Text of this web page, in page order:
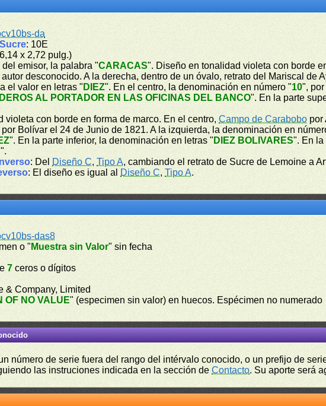
da
: 10E
x 2,72 pulg.)
emisor, la palabra "CARACAS". Diseño en tonalidad violeta con borde
desconocido. A la derecha, dentro de un óvalo, retrato del Mariscal de
el valor en letras " DIEZ". En el centro, la denominación en número "10",
AL PORTADOR EN LAS OFICINAS DEL BANCO". En la parte
violeta con borde en forma de marco. En el centro,Campo de Carabobo por
Bolívar el 24 de Junio de 1821. A la izquierda, la denominación en
". En la parte inferior, la denominación en letras " DIEZ BOLIVARES". En la
".
: Del Diseño C,Tipo A, cambiando el retrato de Sucre de Lemoine a
: El diseño es igual al Diseño C,Tipo A.
das8
o " Muestra sin Valor" sin fecha
7 ceros o dígitos
& Company, Limited
OF NO VALUE" (especimen sin valor) en huecos. Espécimen no numerado
número de serie fuera del rango del intérvalo conocido, o un prefijo de
las instruciones indicada en la sección deContacto. Su aporte será